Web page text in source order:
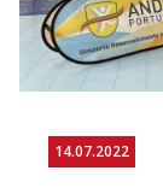
14.07.2022